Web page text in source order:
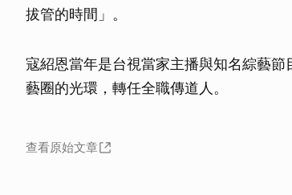
拔管的時間」。
寇紹恩當年是台視當家主播與知名綜藝
藝圈的光環，轉任全職傳道人。
查看原始文章